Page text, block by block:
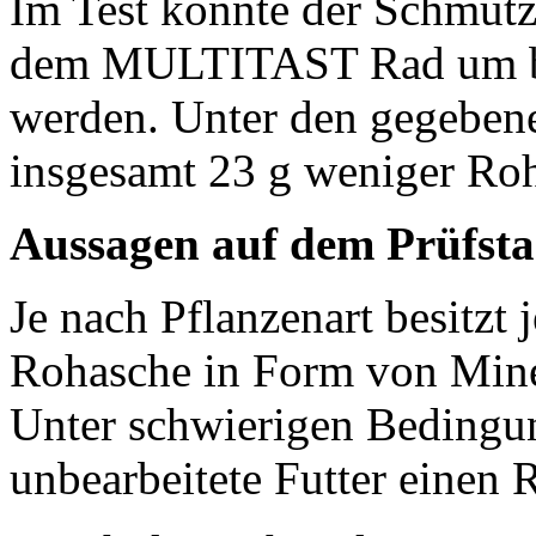
dem MULTITAST Rad
werden. Unter den
insgesamt 23 g weniger
Aussagen auf dem
Je nach Pflanzenart besitzt
Rohasche in Form von
Unter schwierigen
unbearbeitete Futter einen